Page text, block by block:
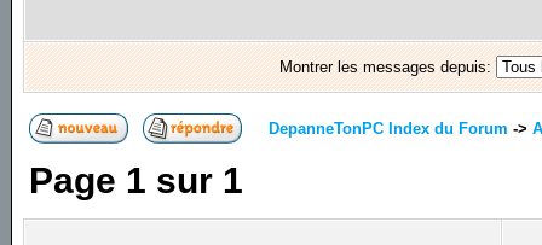
Montrer les messages depuis:
DepanneTonPC Index du Forum ->
Page 1 sur 1